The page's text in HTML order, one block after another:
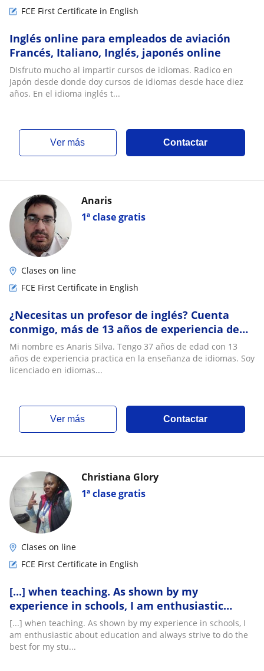
FCE First Certificate in English
Inglés online para empleados de aviación
Francés, Italiano, Inglés, japonés online
DIsfruto mucho al impartir cursos de idiomas. Radico en
Japón desde donde doy cursos de idiomas desde hace diez
años. En el idioma inglés t...
ver más Contactar
1ª clase gratis
Anaris
Clases on line
FCE First Certificate in English
¿Necesitas un profesor de inglés? Cuenta
conmigo, más de 13 años de experiencia de
manera personal y en línea
Mi nombre es Anaris Silva. Tengo 37 años de edad con 13
años de experiencia practica en la enseñanza de idiomas. Soy
licenciado en idiomas...
ver más Contactar
1ª clase gratis
Christiana Glory
Clases on line
FCE First Certificate in English
[...] when teaching. As shown by my
experience in schools, I am enthusiastic
about education and always strive to do the
best for my students. I am able to take on
responsibility for learning and have
[...] when teaching. As shown by my experience in schools, I
am enthusiastic about education and always strive to do the
best for my stu...